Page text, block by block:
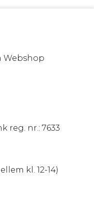
Webshop
reg. nr.: 7633
kl. 12-14)